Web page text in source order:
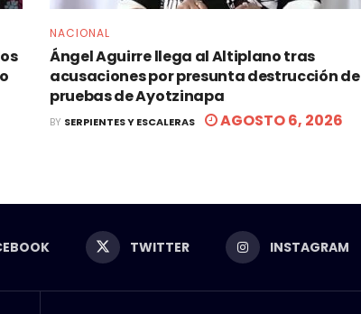
NACIONAL
Ángel Aguirre llega al Altiplano tras
acusaciones por presunta destrucción de
pruebas de Ayotzinapa
BY SERPIENTES Y ESCALERAS AGOSTO 6, 2026
TWITTER INSTAGRAM